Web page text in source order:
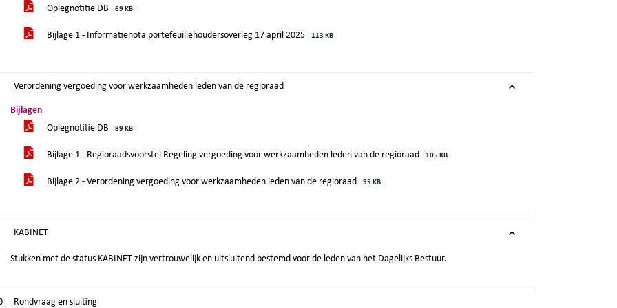
Oplegnotitie DB
69 KB
Bijlage 1 - Informatienota portefeuillehoudersoverleg 17 april 2025 113 KB
Verordening vergoeding voor werkzaamheden leden van de regioraad
Bijlagen
Oplegnotitie DB
89 KB
Bijlage 1 - Regioraadsvoorstel Regeling vergoeding voor werkzaamheden leden van de regioraad 105 KB
Bijlage 2 - Verordening vergoeding voor werkzaamheden leden van de regioraad 95 KB
KABINET
Stukken met de status KABINET zijn vertrouwelijk en uitsluitend bestemd voor de leden van het Dagelijks Bestuur.
Rondvraag en sluiting